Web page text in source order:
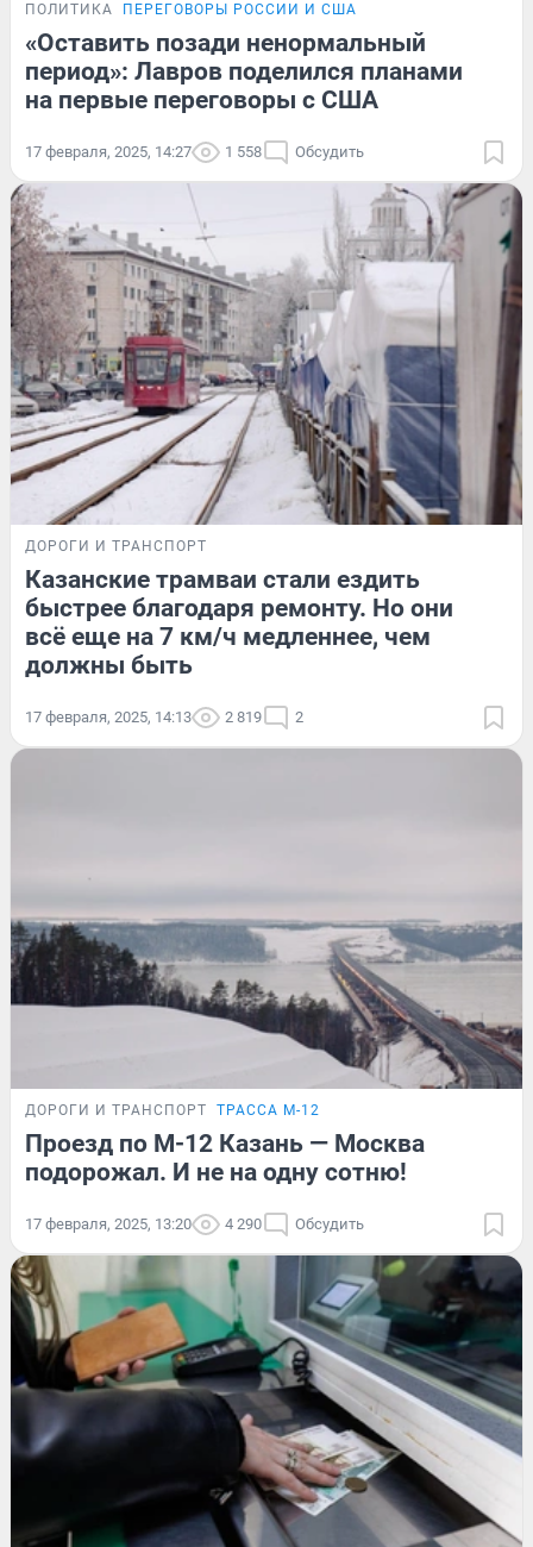
ПОЛИТИКА ПЕРЕГОВОРЫ РОССИИ И США
«Оставить позади ненормальный
период»: Лавров поделился планами
на первые переговоры с США
17 февраля, 2025, 14:27 1 558 Обсудить
ДОРОГИ И ТРАНСПОРТ
Казанские трамваи стали ездить
быстрее благодаря ремонту. Но они
всё еще на 7 км/ч медленнее, чем
должны быть
17 февраля, 2025, 14:13 2 819 2
ДОРОГИ И ТРАНСПОРТ ТРАССА М-12
Проезд по М-12 Казань — Москва
подорожал. И не на одну сотню!
17 февраля, 2025, 13:20 4 290 Обсудить